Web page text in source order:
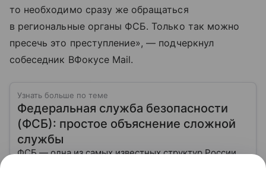
то необходимо сразу же обращаться
в региональные органы ФСБ. Только так можно
пресечь это преступление», — подчеркнул
собеседник ВФокусе Mail.
Узнать больше по теме
Федеральная служба безопасности
(ФСБ): простое объяснение сложной
службы
ФСБ — одна из самых известных структур России,